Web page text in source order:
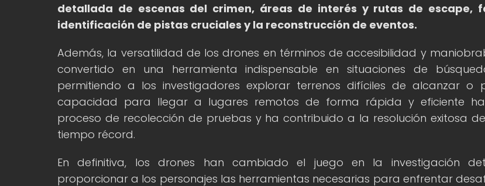
detallada de escenas del crimen, áreas de interés y rutas de escape,
identificación de pistas cruciales y la reconstrucción de eventos.
Además, la versatilidad de los drones en términos de accesibilidad y
convertido en una herramienta indispensable en situaciones de
permitiendo a los investigadores explorar terrenos difíciles de alcanzar o
capacidad para llegar a lugares remotos de forma rápida y eficiente
proceso de recolección de pruebas y ha contribuido a la resolución exitosa
tiempo récord.
En definitiva, los drones han cambiado el juego en la investigación
proporcionar a los personajes las herramientas necesarias para enfrentar